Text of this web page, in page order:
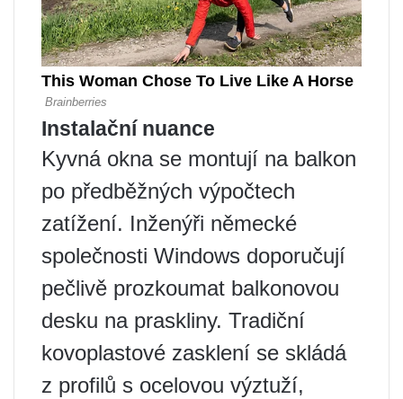
Instalační nuance
Kyvná okna se montují na balkon
po předběžných výpočtech
zatížení. Inženýři německé
společnosti Windows doporučují
pečlivě prozkoumat balkonovou
desku na praskliny. Tradiční
kovoplastové zasklení se skládá
z profilů s ocelovou výztuží,